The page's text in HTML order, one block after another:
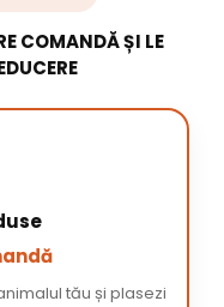
COMANDĂ ȘI LE
tău și plasezi